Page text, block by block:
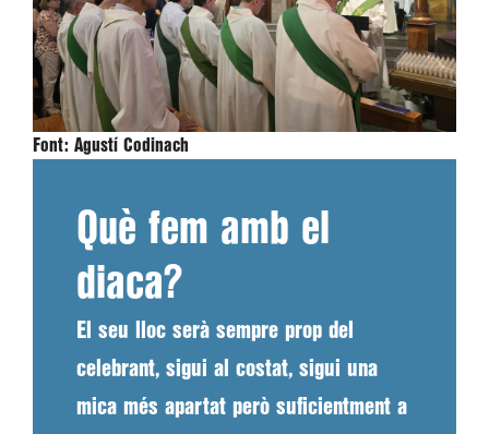
Font: Agustí Codinach
Què fem amb el
diaca?
El seu lloc serà sempre prop del
celebrant, sigui al costat, sigui una
mica més apartat però suficientment a